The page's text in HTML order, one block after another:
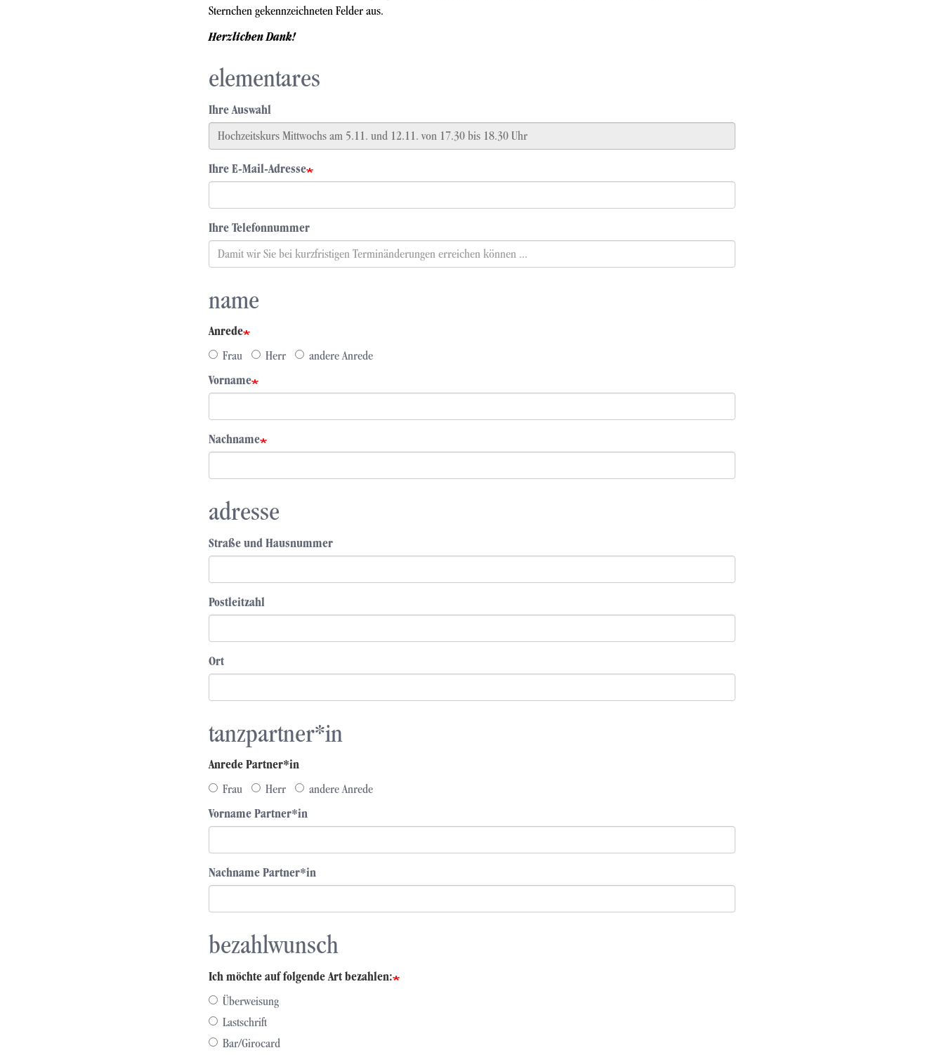
Sternchen gekennzeichneten Felder aus.
Herzlichen Dank!
elementares
Ihre Auswahl
Ihre E-Mail-Adresse
Ihre Telefonnummer
name
Anrede
Frau
Herr
andere Anrede
Vorname
Nachname
adresse
Straße und Hausnummer
Postleitzahl
Ort
tanzpartner*in
Anrede Partner*in
Frau
Herr
andere Anrede
Vorname Partner*in
Nachname Partner*in
bezahlwunsch
Ich möchte auf folgende Art bezahlen:
Überweisung
Lastschrift
Bar/Girocard